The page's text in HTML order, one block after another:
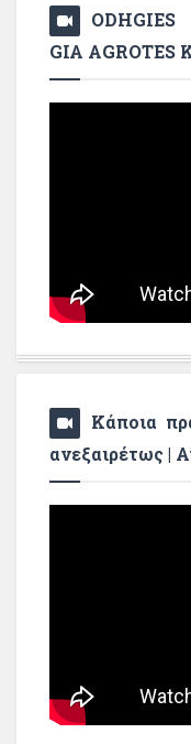
GIA AGROTES
Κάποια
ανεξαιρέτως |